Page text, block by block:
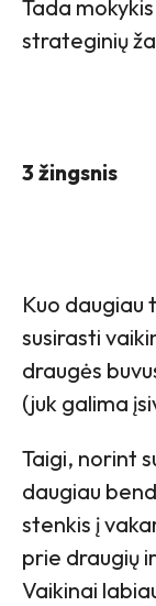
Tada
strateginių
3 žingsnis
Kuo daugiau
susirasti
draugės
(juk galima
Taigi, norint
daugiau
stenkis į
prie draugių
Vaikinai